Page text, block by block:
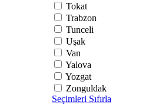
Tokat
Trabzon
Tunceli
Uşak
Van
Yalova
Yozgat
Zonguldak
Seçimleri Sıfırla